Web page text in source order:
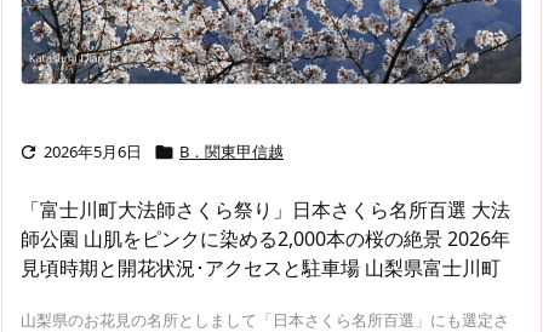
 2026年5月6日  B．関東甲信越
「富士川町大法師さくら祭り」日本さくら名所百選 大法
師公園 山肌をピンクに染める2,000本の桜の絶景 2026年
見頃時期と開花状況･アクセスと駐車場 山梨県富士川町
山梨県のお花見の名所としまして「日本さくら名所百選」にも選定さ